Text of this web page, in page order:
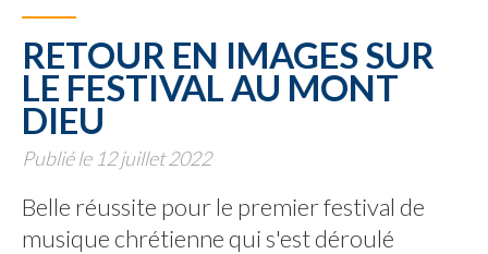
RETOUR EN IMAGES SUR
LE FESTIVAL AU MONT
DIEU
Publié le 12 juillet 2022
Belle réussite pour le premier festival de
musique chrétienne qui s'est déroulé